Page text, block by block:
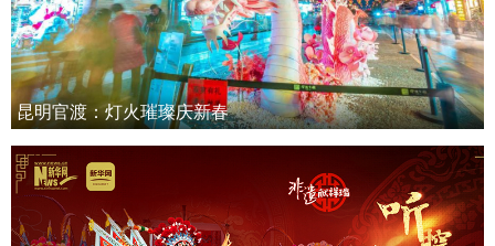
昆明官渡：灯火璀璨庆新春